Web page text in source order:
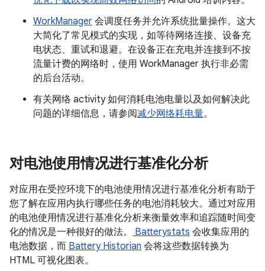
WorkManager 会调度任务并允许系统批量操作。这大
大简化了常见模式的实现，如等待网络连接、设备充
电状态、重试和退避。在设备正在充电并连接到不按
流量计费的网络时，使用 WorkManager 执行非必需
的后台活动。
有关网络 activity 如何消耗电池电量以及如何解决此
问题的详细信息，请参阅减少网络耗电量。
对电池使用情况进行基准化分析
对应用在受控环境下的电池使用情况进行基准化分析有助于
您了解在应用内执行哪些任务的电池消耗较大。通过对应用
的电池使用情况进行基准化分析来衡量效率和追踪随时间变
化的情况是一种很好的做法。
Batterystats 会收集应用的
电池数据，而 Battery Historian 会将这些数据转换为
HTML 可视化图表。